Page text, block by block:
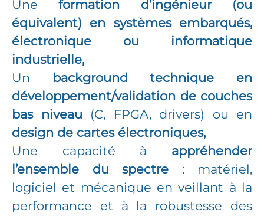
Uneformation d’ingénieur (ou
équivalent) en systèmes embarqués,
électronique ou informatique
industrielle,
Un background technique en
développement/validation de couches
bas niveau (C, FPGA, drivers) ou en
design de cartes électroniques,
Une capacité à appréhender
l’ensemble du spectre : matériel,
logiciel et mécanique en veillant à la
performance et à la robustesse des